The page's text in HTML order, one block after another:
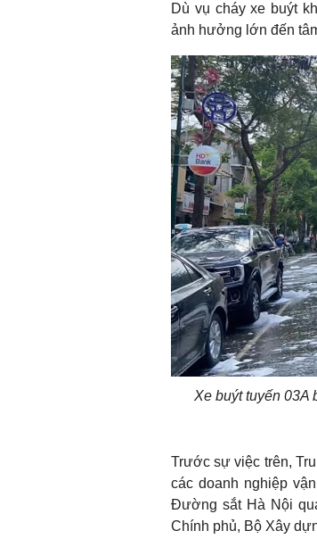
Dù vụ cháy xe buýt
ảnh hưởng lớn đến
Xe buýt tuyến 03A
Trước sự việc trên,
các doanh nghiệp
Đường sắt Hà Nội
Chính phủ, Bộ Xây